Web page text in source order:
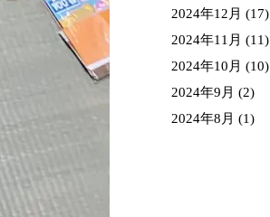
2024年12月 (17)
2024年11月 (11)
2024年10月 (10)
2024年9月 (2)
2024年8月 (1)